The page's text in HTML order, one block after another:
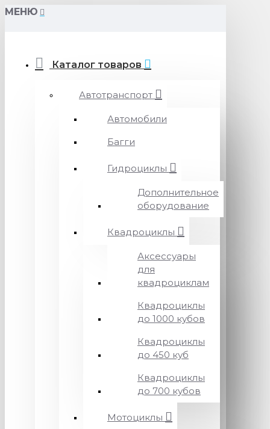
МЕНЮ
Каталог товаров
Автотранспорт
Автомобили
Багги
Гидроциклы
Дополнительное
оборудование
Квадроциклы
Аксессуары
для
квадроциклам
Квадроциклы
до 1000 кубов
Квадроциклы
до 450 куб
Квадроциклы
до 700 кубов
Мотоциклы